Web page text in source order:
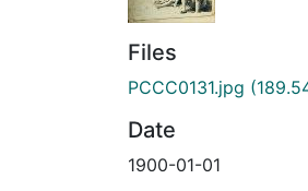
Files
PCCC0131.jpg
Date
1900-01-01